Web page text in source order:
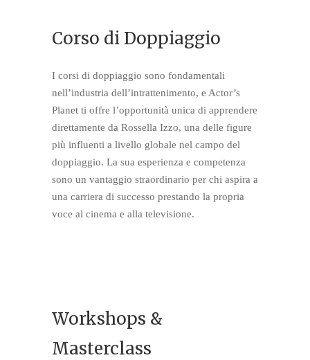
Corso di Doppiaggio
I corsi di doppiaggio sono fondamentali
nell’industria dell’intrattenimento, e Actor’s
Planet ti offre l’opportunità unica di apprendere
direttamente da Rossella Izzo, una delle figure
più influenti a livello globale nel campo del
doppiaggio. La sua esperienza e competenza
sono un vantaggio straordinario per chi aspira a
una carriera di successo prestando la propria
voce al cinema e alla televisione.
Workshops &
Masterclass